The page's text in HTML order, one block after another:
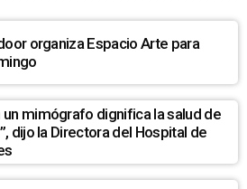
organiza Espacio Arte para
un mimógrafo dignifica la salud de
dijo la Directora del Hospital de